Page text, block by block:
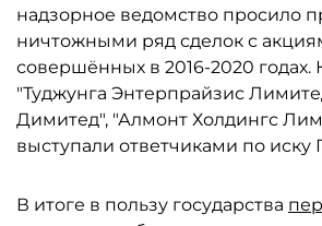
надзорное ведомство просило
ничтожными ряд сделок с
совершённых в 2016-2020
"Туджунга Энтерпрайзис
Димитед", "Алмонт Холдингс
выступали ответчиками по иску
В итоге в пользу государства